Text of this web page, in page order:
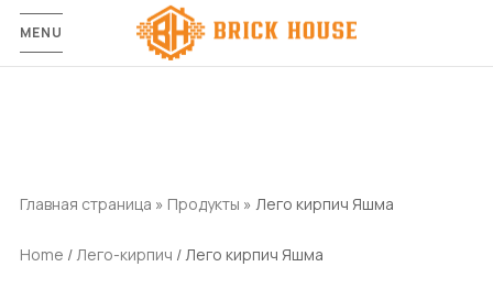
MENU
Главная страница » Продукты » Лего кирпич Яшма
Home /Лего-кирпич / Лего кирпич Яшма